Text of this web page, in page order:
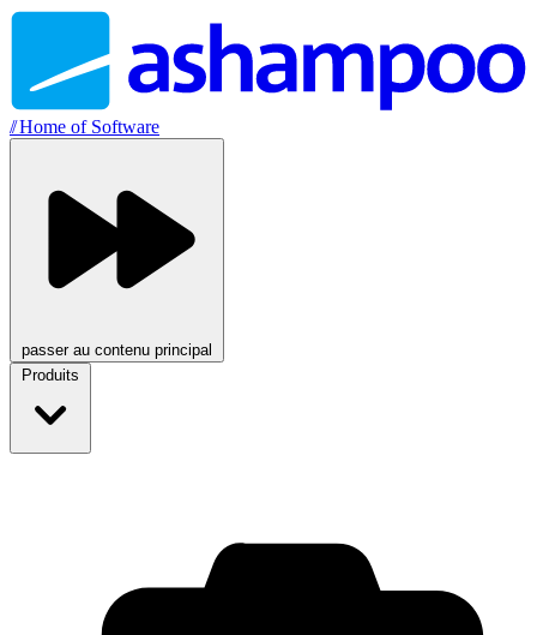
//Home of Software
passer au contenu principal
Produits